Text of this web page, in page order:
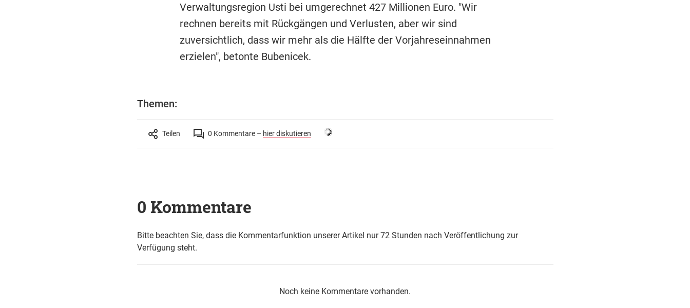
Verwaltungsregion Usti bei umgerechnet 427 Millionen Euro. "Wir
rechnen bereits mit Rückgängen und Verlusten, aber wir sind
zuversichtlich, dass wir mehr als die Hälfte der Vorjahreseinnahmen
erzielen", betonte Bubenicek.
Themen:
Teilen 0 Kommentare – hier diskutieren
0 Kommentare
Bitte beachten Sie, dass die Kommentarfunktion unserer Artikel nur 72 Stunden nach Veröffentlichung zur
Verfügung steht.
Noch keine Kommentare vorhanden.